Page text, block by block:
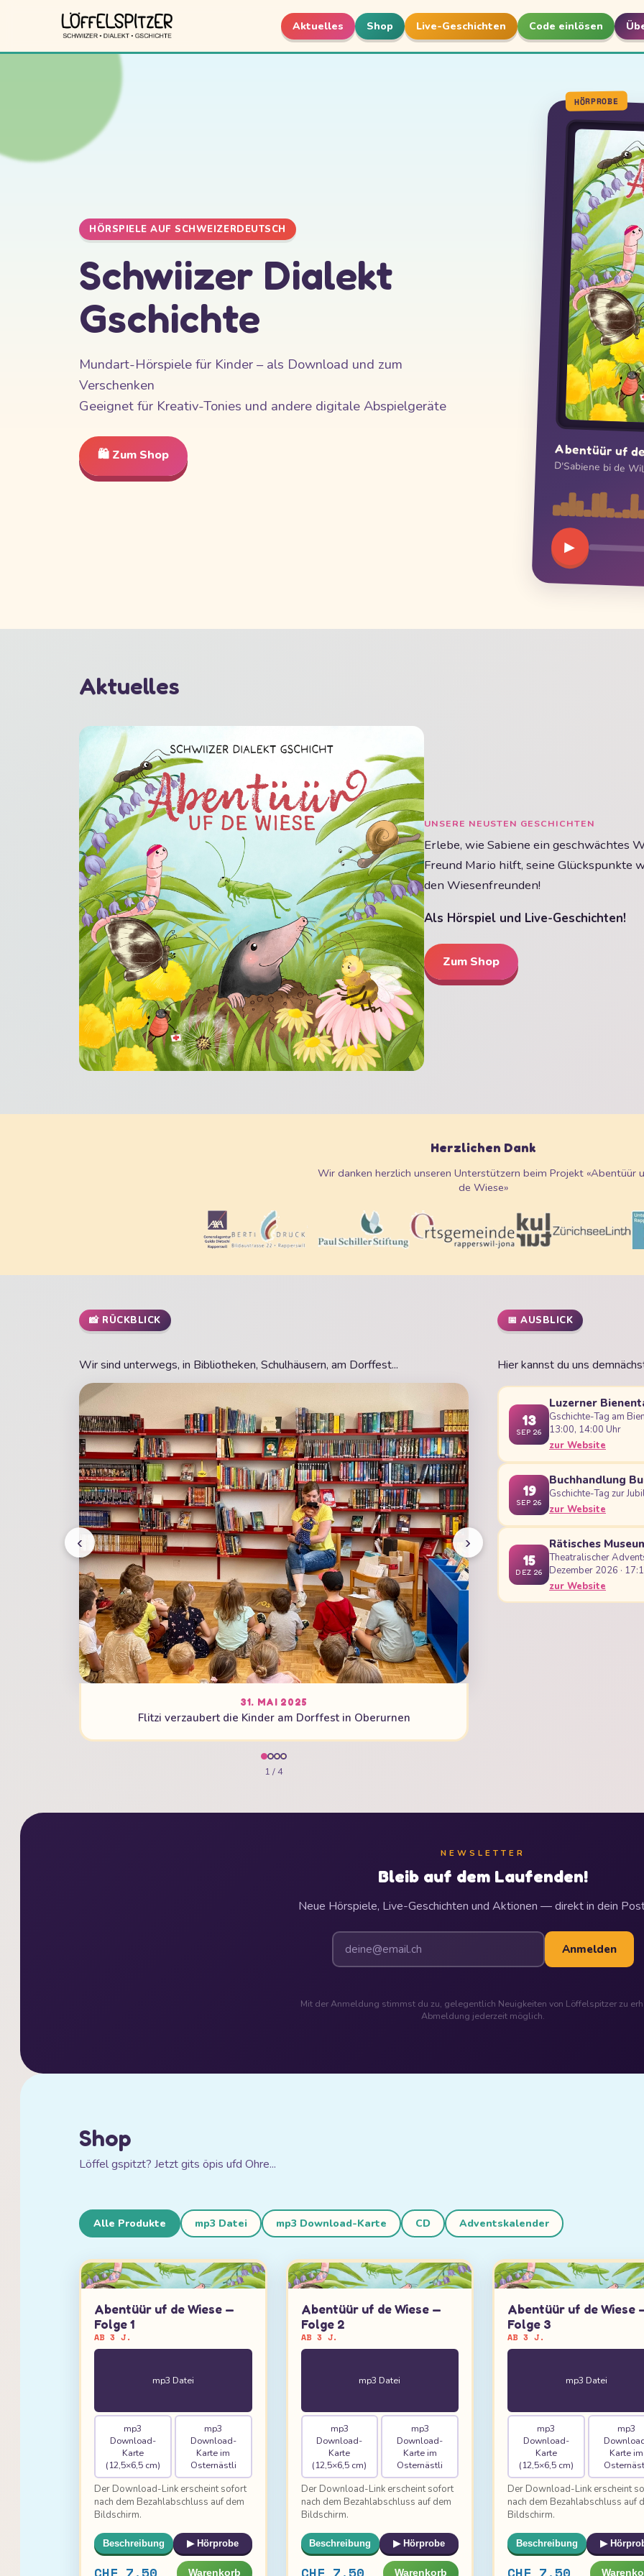
Aktuelles Shop Live-Geschichten Code einlösen
HÖRSPIELE AUF SCHWEIZERDEUTSCH
Schwiizer Dialekt
Gschichte
Mundart-Hörspiele für Kinder – als Download und zum
Verschenken
Geeignet für Kreativ-Tonies und andere digitale Abspielgeräte
🛍️ Zum Shop Abentüür uf
D'Sabiene bi de
▶
Aktuelles
UNSERE NEUSTEN GESCHICHTEN
Erlebe, wie Sabiene ein geschwächtes
Freund Mario hilft, seine Glückspunkte
den Wiesenfreunden!
Als Hörspiel und Live-Geschichten!
Zum Shop
Herzlichen Dank
Wir danken herzlich unseren Unterstützern beim Projekt «Abentüür
de Wiese»
📸 RÜCKBLICK
Wir sind unterwegs, in Bibliotheken, Schulhäusern, am Dorffest...
31. MAI 2025
Flitzi verzaubert die Kinder am Dorffest in Oberurnen
‹ ›
1 / 4
📅 AUSBLICK
Hier kannst du uns
13
SEP 26
Luzerner
Gschichte-Tag am
13:00, 14:00 Uhr
zur Website
19
SEP 26
Buchhandlung
Gschichte-Tag zur
zur Website
15
DEZ 26
Rätisches
Theatralischer
Dezember 2026 ·
zur Website
NEWSLETTER
Bleib auf dem Laufenden!
Neue Hörspiele, Live-Geschichten und Aktionen — direkt in dein
Anmelden
Mit der Anmeldung stimmst du zu, gelegentlich Neuigkeiten von Löffelspitzer zu
Abmeldung jederzeit möglich.
Shop
Löffel gspitzt? Jetzt gits öpis ufd Ohre...
Alle Produkte mp3 Datei mp3 Download-Karte CD Adventskalender
Abentüür uf de Wiese —
Folge 1
AB 3 J.
mp3 Datei
mp3
Download-
Karte
(12,5×6,5 cm)
mp3
Download-
Karte im
Osternästli
Der Download-Link erscheint sofort
nach dem Bezahlabschluss auf dem
Bildschirm.
Beschreibung ▶ Hörprobe
Warenkorb
Abentüür uf de Wiese —
Folge 2
AB 3 J.
mp3 Datei
mp3
Download-
Karte
(12,5×6,5 cm)
mp3
Download-
Karte im
Osternästli
Der Download-Link erscheint sofort
nach dem Bezahlabschluss auf dem
Bildschirm.
Beschreibung ▶ Hörprobe
Warenkorb
Abentüür uf de Wiese
Folge 3
AB 3 J.
mp3 Datei
mp3
Download-
Karte
(12,5×6,5 cm)
mp3
Karte im
Der Download-Link erscheint
nach dem Bezahlabschluss auf
Bildschirm.
Beschreibung ▶